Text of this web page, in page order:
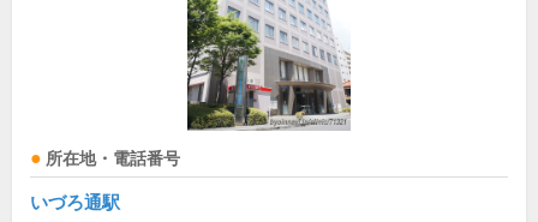
所在地・電話番号
いづろ通駅